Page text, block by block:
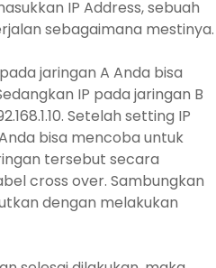
IP Address, sebuah
sebagaimana mestinya.
jaringan A Anda bisa
IP pada jaringan B
Setelah setting IP
bisa mencoba untuk
tersebut secara
cross over. Sambungkan
dengan melakukan